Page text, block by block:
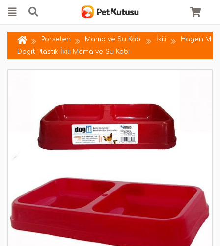
Porselen Mama ve Su Kabı İkili
Hagen M
Dogit Plastik İkili Mama ve Su Kabı